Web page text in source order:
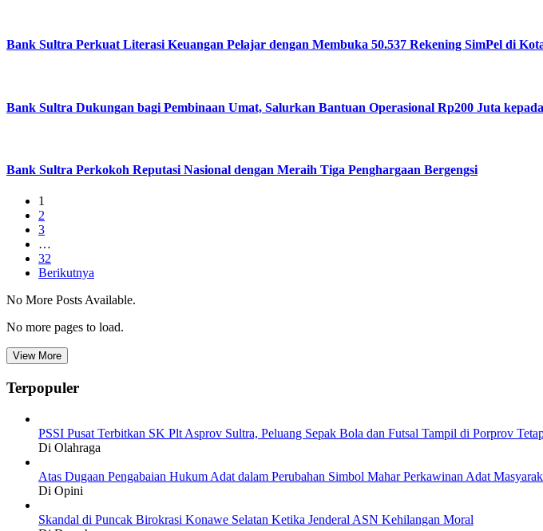
Bank Sultra Perkuat Literasi Keuangan Pelajar dengan Membuka 50.537 Rekening SimPel di
Bank Sultra Dukungan bagi Pembinaan Umat, Salurkan Bantuan Operasional Rp200 Juta
Bank Sultra Perkokoh Reputasi Nasional dengan Meraih Tiga Penghargaan Bergengsi
1
2
3
…
32
Berikutnya
No More Posts Available.
No more pages to load.
View More
Terpopuler
PSSI Pusat Terbitkan SK Plt Asprov Sultra, Peluang Sepak Bola dan Futsal Tampil di Porprov
Di Olahraga
Atas Dugaan Pengabaian Hukum Adat dalam Perubahan Simbol Mahar Perkawinan Adat
Di Opini
Skandal di Puncak Birokrasi Konawe Selatan Ketika Jenderal ASN Kehilangan Moral